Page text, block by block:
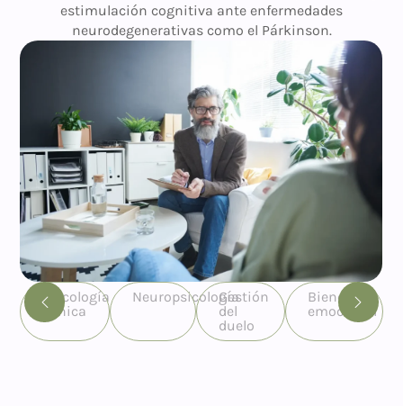
estimulación cognitiva ante enfermedades
neurodegenerativas como el Párkinson.
Psicología
clínica
NeuropsicologíaGestión
del
duelo
Bienestar
emocional